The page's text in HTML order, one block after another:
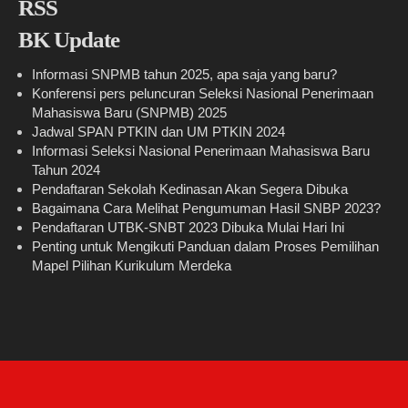
BK Update
Informasi SNPMB tahun 2025, apa saja yang baru?
Konferensi pers peluncuran Seleksi Nasional Penerimaan
Mahasiswa Baru (SNPMB) 2025
Jadwal SPAN PTKIN dan UM PTKIN 2024
Informasi Seleksi Nasional Penerimaan Mahasiswa Baru
Tahun 2024
Pendaftaran Sekolah Kedinasan Akan Segera Dibuka
Bagaimana Cara Melihat Pengumuman Hasil SNBP 2023?
Pendaftaran UTBK-SNBT 2023 Dibuka Mulai Hari Ini
Penting untuk Mengikuti Panduan dalam Proses Pemilihan
Mapel Pilihan Kurikulum Merdeka